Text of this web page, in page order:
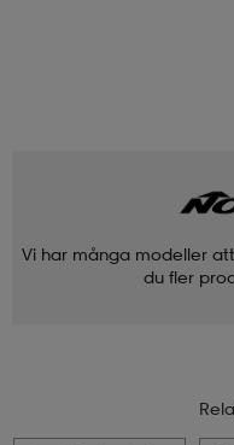
Vi har många modeller
du fler